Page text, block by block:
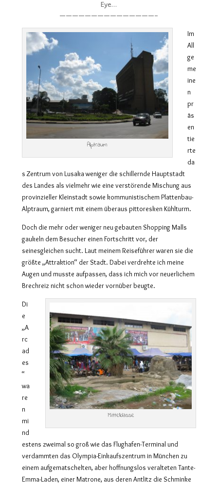
Eye…
———————————————–
Alptraum
Im
All
ge
me
ine
n
pr
äs
en
tie
rte
da
s Zentrum von Lusaka weniger die schillernde Hauptstadt
des Landes als vielmehr wie eine verstörende Mischung aus
provinzieller Kleinstadt sowie kommunistischem Plattenbau-
Alptraum, garniert mit einem überaus pittoresken Kühlturm.
Doch die mehr oder weniger neu gebauten Shopping Malls
gaukeln dem Besucher einen Fortschritt vor, der
seinesgleichen sucht. Laut meinem Reiseführer waren sie die
größte „Attraktion“ der Stadt. Dabei verdrehte ich meine
Augen und musste aufpassen, dass ich mich vor neuerlichem
Brechreiz nicht schon wieder vornüber beugte.
Mittelklasse
Di
e
„A
rc
ad
es
“
wa
re
n
mi
nd
estens zweimal so groß wie das Flughafen-Terminal und
verdammten das Olympia-Einkaufszentrum in München zu
einem aufgematschelten, aber hoffnungslos veralteten Tante-
Emma-Laden, einer Matrone, aus deren Antlitz die Schminke